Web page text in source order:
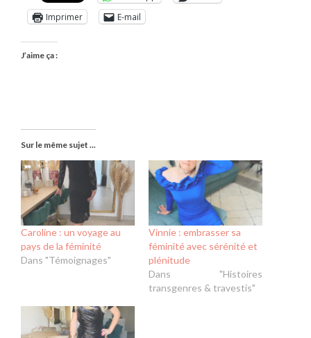
Imprimer
E-mail
J’aime ça :
Sur le même sujet ...
Caroline : un voyage au
pays de la féminité
Dans "Témoignages"
Vinnie : embrasser sa
féminité avec sérénité et
plénitude
Dans "Histoires
transgenres & travestis"